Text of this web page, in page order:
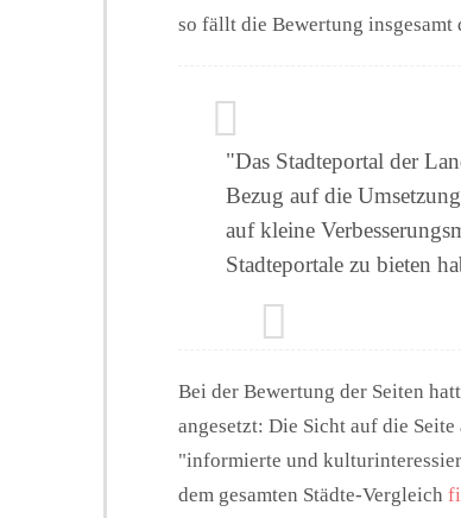
so fällt die Bewertung insgesamt
"Das Stadteportal der
Bezug auf die
auf kleine
Stadteportale zu bieten
Bei der Bewertung der Seiten
angesetzt: Die Sicht auf die
"informierte und
dem gesamten Städte-Vergleich